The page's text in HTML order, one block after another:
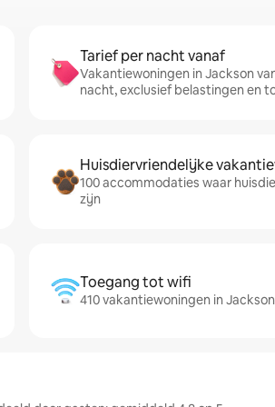
Tarief per nacht vanaf
Vakantiewoningen in Jackson
nacht, exclusief belastingen en
Huisdiervriendelijke
100 accommodaties waar
zijn
Toegang tot wifi
410 vakantiewoningen in